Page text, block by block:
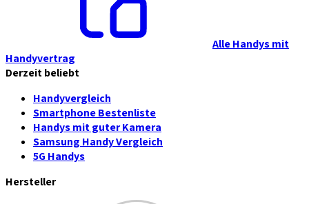
Alle Handys mit
Handyvertrag
Derzeit beliebt
Handyvergleich
Smartphone Bestenliste
Handys mit guter Kamera
Samsung Handy Vergleich
5G Handys
Hersteller